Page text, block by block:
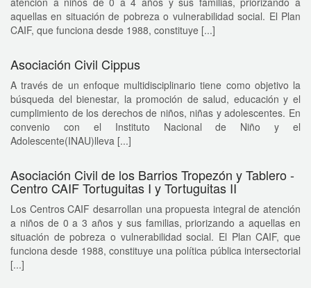
aquellas en situación de pobreza o vulnerabilidad social. El Plan
CAIF, que funciona desde 1988, constituye [...]
Asociación Civil Cippus
A través de un enfoque multidisciplinario tiene como objetivo la
búsqueda del bienestar, la promoción de salud, educación y el
cumplimiento de los derechos de niños, niñas y adolescentes. En
convenio con el Instituto Nacional de Niño y el
Adolescente(INAU)lleva [...]
Asociación Civil de los Barrios Tropezón y Tablero -
Centro CAIF Tortuguitas I y Tortuguitas II
Los Centros CAIF desarrollan una propuesta integral de atención
a niños de 0 a 3 años y sus familias, priorizando a aquellas en
situación de pobreza o vulnerabilidad social. El Plan CAIF, que
funciona desde 1988, constituye una política pública intersectorial
[...]